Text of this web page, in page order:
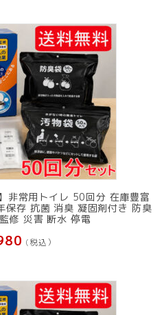
で
し
た。
¥ 11,801
で
す。
非常用トイレ 50回分 在庫豊富
保存 抗菌 消臭 凝固剤付き 防臭
修 災害 断水 停電
(税込）